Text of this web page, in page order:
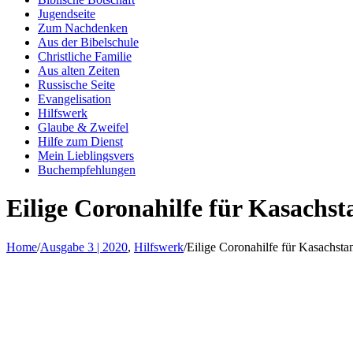
Jugendseite
Zum Nachdenken
Aus der Bibelschule
Christliche Familie
Aus alten Zeiten
Russische Seite
Evangelisation
Hilfswerk
Glaube & Zweifel
Hilfe zum Dienst
Mein Lieblingsvers
Buchempfehlungen
Eilige Coronahilfe für
Home/Ausgabe 3 | 2020, Hilfswerk/Eilige Coronahilfe für